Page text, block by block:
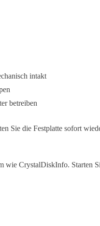
intakt
betreiben
Sie die Festplatte sofort
wie CrystalDiskInfo. Starten